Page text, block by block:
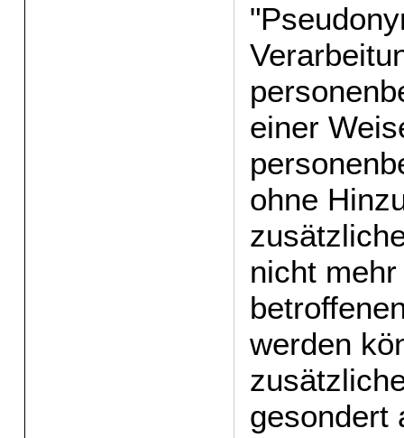
einer
ohne
nicht
werden
gesondert